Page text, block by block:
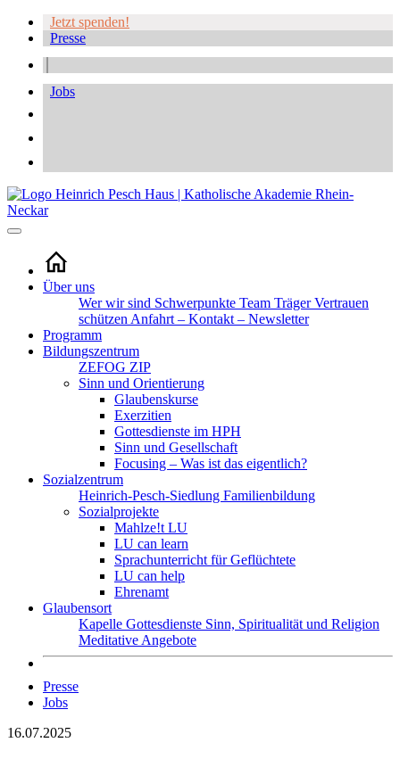
Jetzt spenden!
Presse
Jobs
Über uns
Wer wir sind Schwerpunkte Team TrägerVertrauen
schützen Anfahrt – Kontakt – Newsletter
Programm
Bildungszentrum
ZEFOG ZIP
Sinn und Orientierung
Glaubenskurse
Exerzitien
Gottesdienste im HPH
Sinn und Gesellschaft
Focusing – Was ist das eigentlich?
Sozialzentrum
Heinrich-Pesch-Siedlung Familienbildung
Sozialprojekte
Mahlze!t LU
LU can learn
Sprachunterricht für Geflüchtete
LU can help
Ehrenamt
Glaubensort
Kapelle Gottesdienste Sinn, Spiritualität und Religion
Meditative Angebote
Presse
Jobs
16.07.2025